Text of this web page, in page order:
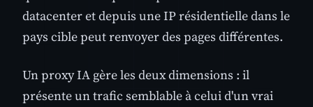
datacenter et depuis une IP résidentielle dans le
pays cible peut renvoyer des pages différentes.
Un proxy IA gère les deux dimensions : il
présente un trafic semblable à celui d'un vrai